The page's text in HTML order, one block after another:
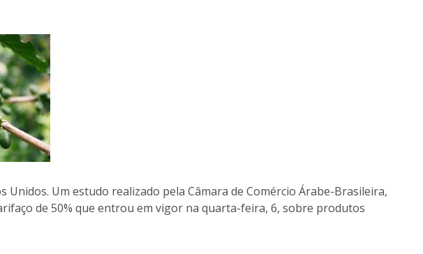
Um estudo realizado pela Câmara de Comércio Árabe-Brasileira,
de 50% que entrou em vigor na quarta-feira, 6, sobre produtos